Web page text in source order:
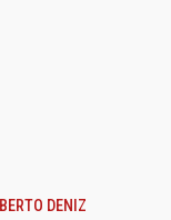
DENIZ